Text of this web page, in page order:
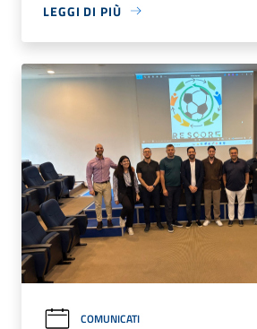
LEGGI DI PIÙ
COMUNICATI